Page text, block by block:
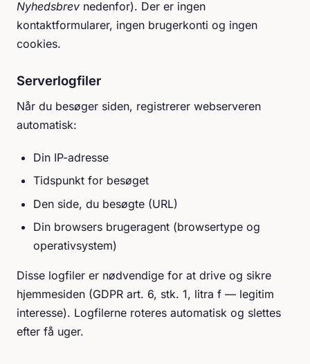
Nyhedsbrev nedenfor). Der er ingen
kontaktformularer, ingen brugerkonti og ingen
cookies.
Serverlogfiler
Når du besøger siden, registrerer webserveren
automatisk:
Din IP-adresse
Tidspunkt for besøget
Den side, du besøgte (URL)
Din browsers brugeragent (browsertype og
operativsystem)
Disse logfiler er nødvendige for at drive og sikre
hjemmesiden (GDPR art. 6, stk. 1, litra f — legitim
interesse). Logfilerne roteres automatisk og slettes
efter få uger.